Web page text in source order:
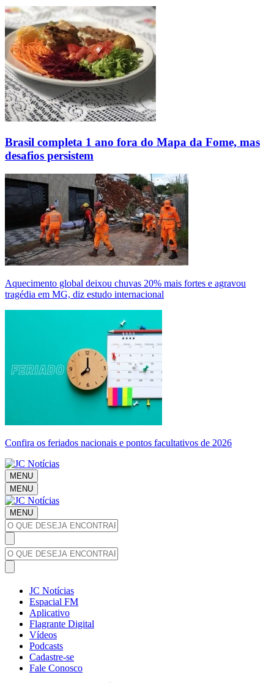
Brasil completa 1 ano fora do Mapa da Fome, mas
desafios persistem
Aquecimento global deixou chuvas 20% mais fortes e agravou
tragédia em MG, diz estudo internacional
Confira os feriados nacionais e pontos facultativos de 2026
MENU
MENU
MENU
JC Notícias
Espacial FM
Aplicativo
Flagrante Digital
Vídeos
Podcasts
Cadastre-se
Fale Conosco